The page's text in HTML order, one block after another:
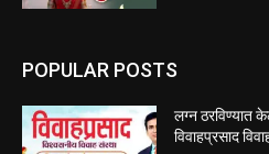
POPULAR POSTS
लग्न ठरविण्यात
विवाहप्रसाद